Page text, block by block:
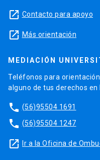
launch Contacto para apoyo
launch Más orientación
MEDIACIÓN
Teléfonos para
alguno de tus derechos en
phone (56)95504 1691
phone (56)95504 1247
launch Ir a la Oficina de